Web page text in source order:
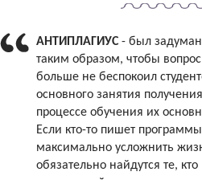
АНТИПЛАГИУС - был
таким образом, чтобы
больше не беспокоил
основного занятия
процессе обучения их
Если кто-то пишет
максимально усложнить
обязательно найдутся те,